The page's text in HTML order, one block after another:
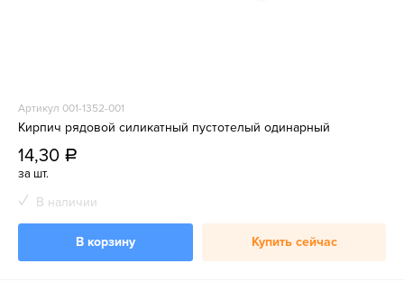
Артикул 001-1352-001
Кирпич рядовой силикатный пустотелый одинарный
14,30 a
за шт.
В наличии
В корзину Купить сейчас